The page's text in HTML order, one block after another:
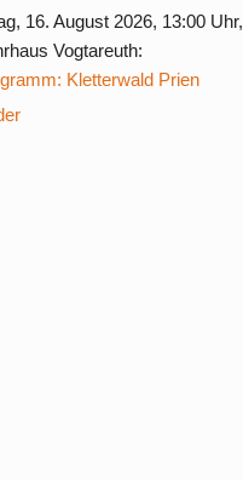
16. August 2026, 13:00 Uhr,
Vogtareuth:
Kletterwald Prien